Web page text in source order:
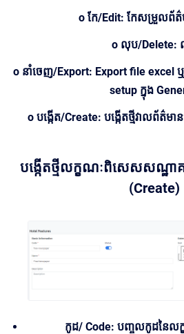
o កែ/Edit: កែសម្រួលព័
o លុប/Delete:
o នាំចេញ/Export: Export file excel
setup ក្នុង
o បង្កើត/Create: បង្កើតថ្មីវាលព័ត៌ម
បង្កើតថ្មីលក្ខណៈពិសេសសណ្ឋា
(Create)
កូដ/ Code: បញ្ចូលកូដនៃល